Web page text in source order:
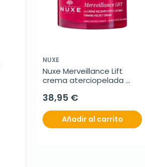
NUXE
Nuxe Merveillance Lift
crema aterciopelada
sensible, 50 ml
38,95 €
Añadir al carrito